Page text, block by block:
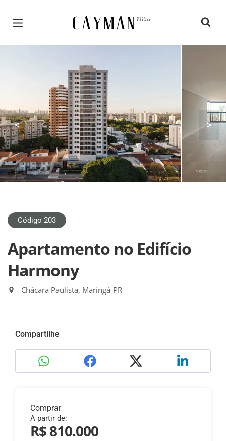
Página inicial
< >
Código 203
Apartamento no Edifício
Harmony
Chácara Paulista, Maringá-PR
Compartilhe
Comprar
A partir de:
R$ 810.000